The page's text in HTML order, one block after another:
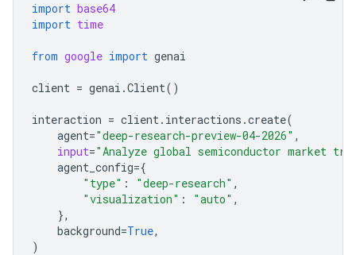
import base64
import time
from google import genai
client = genai .Client()
interaction = client. interactions .create(
agent="deep-research-preview-04-2026" ,
input="Analyze global semiconductor market
agent_config={
"type" : "deep-research" ,
"visualization" : "auto" ,
},
background=True,
)